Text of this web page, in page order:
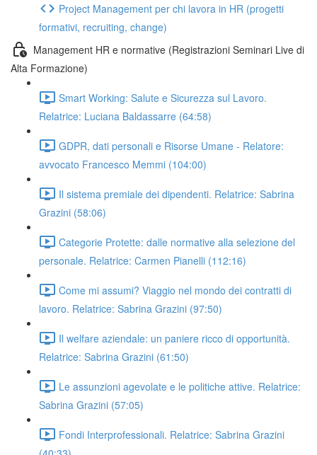
Project Management per chi lavora in HR (progetti
formativi, recruiting, change)
Management HR e normative (Registrazioni Seminari Live di
Alta Formazione)
Smart Working: Salute e Sicurezza sul Lavoro.
Relatrice: Luciana Baldassarre (64:58)
GDPR, dati personali e Risorse Umane - Relatore:
avvocato Francesco Memmi (104:00)
Il sistema premiale dei dipendenti. Relatrice: Sabrina
Grazini (58:06)
Categorie Protette: dalle normative alla selezione del
personale. Relatrice: Carmen Pianelli (112:16)
Come mi assumi? Viaggio nel mondo dei contratti di
lavoro. Relatrice: Sabrina Grazini (97:50)
Il welfare aziendale: un paniere ricco di opportunità.
Relatrice: Sabrina Grazini (61:50)
Le assunzioni agevolate e le politiche attive. Relatrice:
Sabrina Grazini (57:05)
Fondi Interprofessionali. Relatrice: Sabrina Grazini